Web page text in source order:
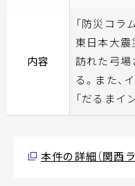
内容
「防災コ
東日本大
訪れた弓場
る。また、
「だるまイ
本件の詳細（関西